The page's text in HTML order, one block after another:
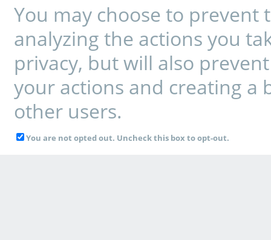
You may choose to
analyzing the actions you
privacy, but will also
your actions and creating a
other users.
You are not opted out. Uncheck this box to opt-out.